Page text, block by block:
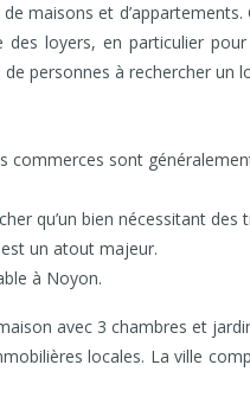
maisons et
loyers, en particulier
personnes à rechercher un
commerces sont
qu’un bien nécessitant des
un atout majeur.
à Noyon.
avec 3 chambres et
locales. La ville